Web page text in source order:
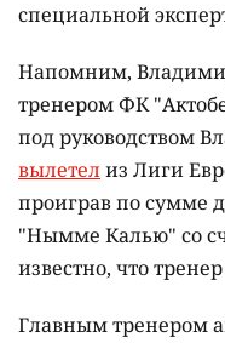
специальной
Напомним,
тренером ФК
под руководством
вылетелиз Лиги
проиграв по сумме
"Нымме Калью" со
известно, что
Главным тренером